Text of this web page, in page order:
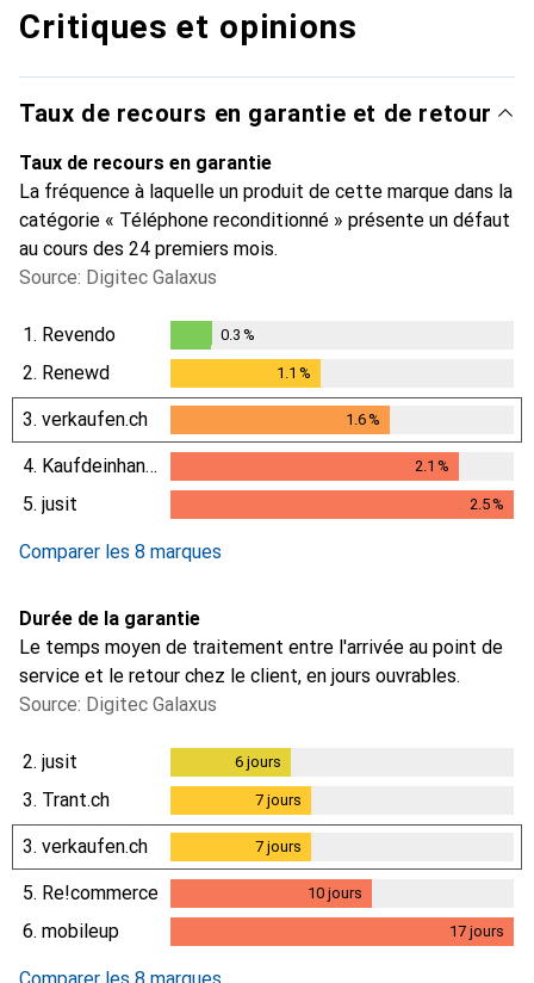
Critiques et opinions
Taux de recours en garantie et de retour
Taux de recours en garantie
La fréquence à laquelle un produit de cette marque dans la
catégorie « Téléphone reconditionné » présente un défaut
au cours des 24 premiers mois.
Source: Digitec Galaxus
1. Revendo
0.3%
0.3 %
2. Renewd 1.1 %
3. verkaufen.ch 1.6%
4. Kaufdeinhandy.ch 2.1 %
5. jusit 2.5%
Comparer les 8 marques
Durée de la garantie
Le temps moyen de traitement entre l'arrivée au point de
service et le retour chez le client, en jours ouvrables.
Source: Digitec Galaxus
2. jusit 6 jours
3. Trant.ch 7 jours
3. verkaufen.ch 7 jours
5. Re!commerce 10 jours
6. mobileup 17 jours
Comparer les 8 marques